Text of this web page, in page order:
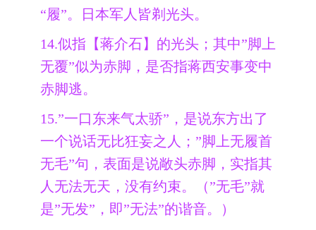
“履”。日本军人皆剃光头。
14.似指【蒋介石】的光头；其中”脚上
无覆”似为赤脚，是否指蒋西安事变中
赤脚逃。
15.”一口东来气太骄”，是说东方出了
一个说话无比狂妄之人；”脚上无履首
无毛”句，表面是说敞头赤脚，实指其
人无法无天，没有约束。（”无毛”就
是”无发”，即”无法”的谐音。）